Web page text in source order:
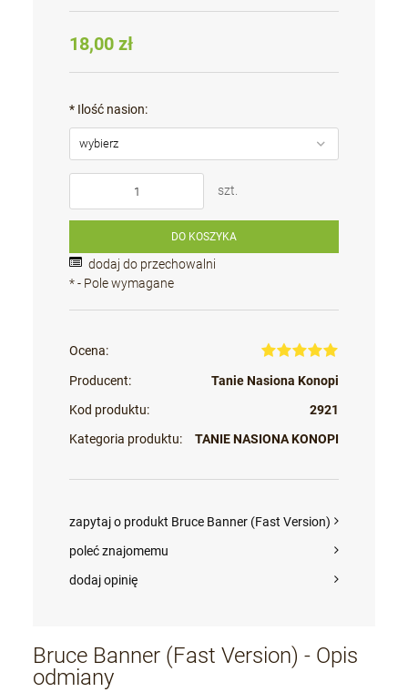
18,00 zł
* Ilość nasion:
szt.
DO KOSZYKA
dodaj do przechowalni
*- Pole wymagane
Ocena:
Producent:
Tanie Nasiona Konopi
Kod produktu:
2921
Kategoria produktu:
TANIE NASIONA KONOPI
zapytaj o produkt Bruce Banner (Fast Version)
poleć znajomemu
dodaj opinię
Bruce Banner (Fast Version) - Opis
odmiany